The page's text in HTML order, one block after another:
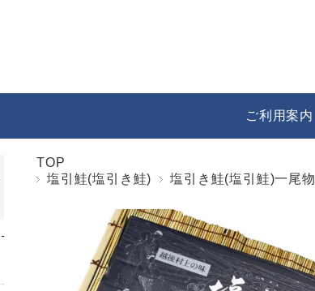
ご利用案内
TOP
塩引鮭(塩引き鮭)
塩引き鮭(塩引鮭)一尾物